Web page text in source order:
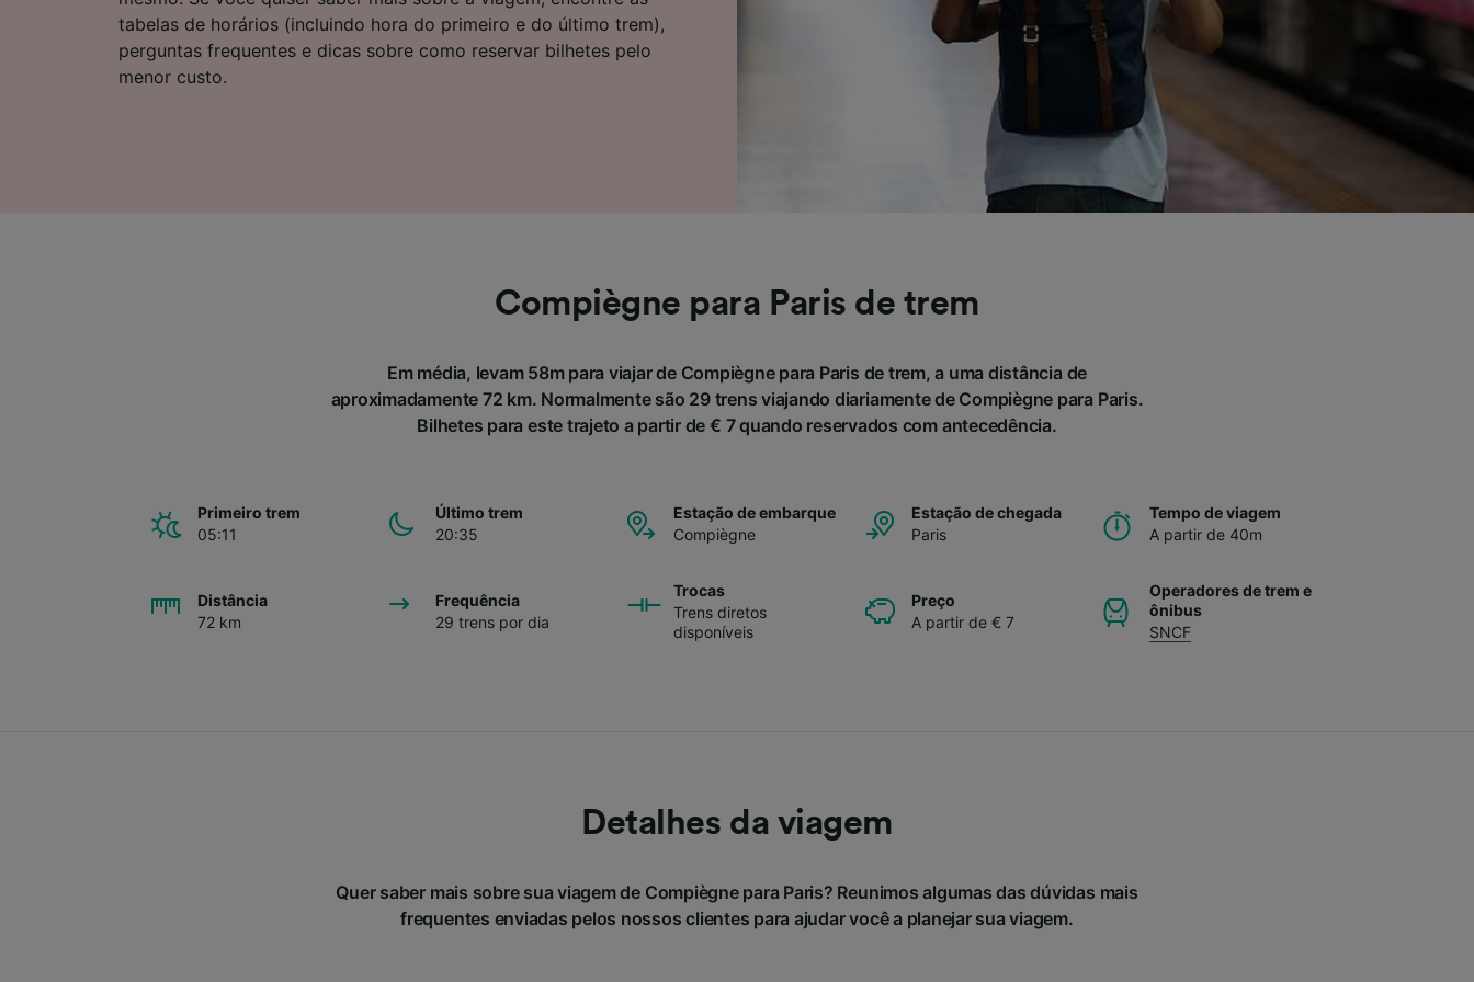
tabelas de horários (incluindo hora do primeiro e do último trem),
perguntas frequentes e dicas sobre como reservar bilhetes pelo
menor custo.
Compiègne para Paris de trem
Em média, levam 58m para viajar de Compiègne para Paris de trem, a uma distância de
aproximadamente 72 km. Normalmente são 29 trens viajando diariamente de Compiègne para Paris.
Bilhetes para este trajeto a partir de € 7 quando reservados com antecedência.
Primeiro trem
05:11
Último trem
20:35
Estação de embarque
Compiègne
Estação de chegada
Paris
Tempo de viagem
A partir de 40m
Distância
72 km
Frequência
29 trens por dia
Trocas
Trens diretos
disponíveis
Preço
A partir de € 7
Operadores de trem e
ônibus
SNCF
Detalhes da viagem
Quer saber mais sobre sua viagem de Compiègne para Paris? Reunimos algumas das dúvidas mais
frequentes enviadas pelos nossos clientes para ajudar você a planejar sua viagem.
Lista de parceiros (fornecedores)